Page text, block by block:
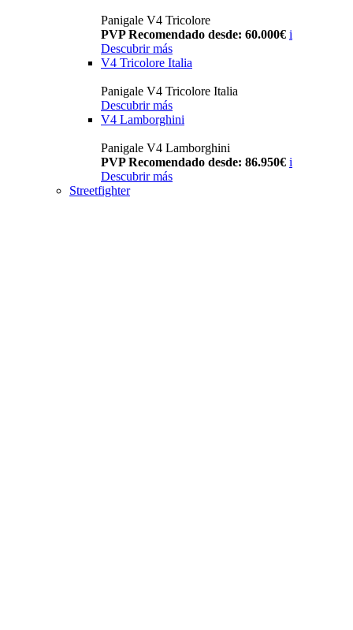
Panigale V4 Tricolore
PVP Recomendado desde: 60.000€ i
Descubrir más
V4 Tricolore Italia
Panigale V4 Tricolore Italia
Descubrir más
V4 Lamborghini
Panigale V4 Lamborghini
PVP Recomendado desde: 86.950€ i
Descubrir más
Streetfighter